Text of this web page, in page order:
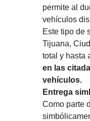
permite al
vehículos
Este tipo de
Tijuana,
total y hasta
en las
vehículos.
Entrega
Como parte